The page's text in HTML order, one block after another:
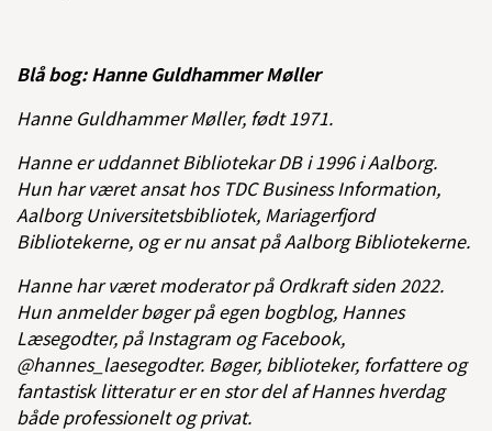
Blå bog: Hanne Guldhammer Møller
Hanne Guldhammer Møller, født 1971.
Hanne er uddannet Bibliotekar DB i 1996 i Aalborg.
Hun har været ansat hos TDC Business Information,
Aalborg Universitetsbibliotek, Mariagerfjord
Bibliotekerne, og er nu ansat på Aalborg Bibliotekerne.
Hanne har været moderator på Ordkraft siden 2022.
Hun anmelder bøger på egen bogblog, Hannes
Læsegodter, på Instagram og Facebook,
@hannes_laesegodter. Bøger, biblioteker, forfattere og
fantastisk litteratur er en stor del af Hannes hverdag
både professionelt og privat.